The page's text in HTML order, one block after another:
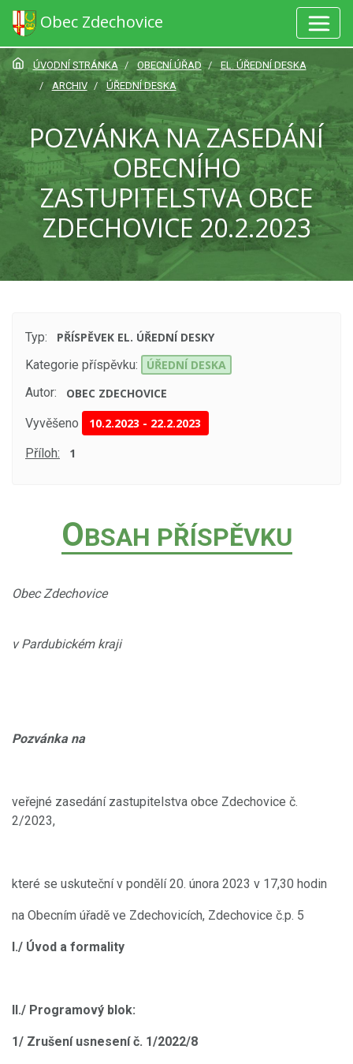
Obec Zdechovice
ÚVODNÍ STRÁNKA OBECNÍ ÚŘAD
EL. ÚŘEDNÍ DESKA
ARCHIV
ÚŘEDNÍ DESKA
POZVÁNKA NA ZASEDÁNÍ
OBECNÍHO
ZASTUPITELSTVA OBCE
ZDECHOVICE 20.2.2023
Typ:
PŘÍSPĚVEK EL. ÚŘEDNÍ DESKY
Kategorie příspěvku:
ÚŘEDNÍ DESKA
Autor:
OBEC ZDECHOVICE
Vyvěšeno 10.2.2023 - 22.2.2023
Příloh: 1
OBSAH PŘÍSPĚVKU
Obec Zdechovice
v Pardubickém kraji
Pozvánka na
veřejné zasedání zastupitelstva obce Zdechovice č.
2/2023,
které se uskuteční v pondělí 20. února 2023 v 17,30 hodin
na Obecním úřadě ve Zdechovicích, Zdechovice č.p. 5
I./ Úvod a formality
II./ Programový blok:
1/ Zrušení usnesení č. 1/2022/8